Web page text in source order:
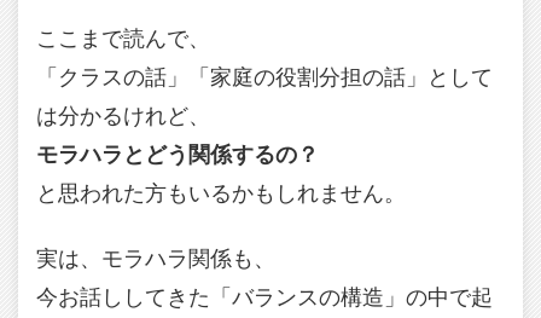
ここまで読んで、
「クラスの話」「家庭の役割分担の話」として
は分かるけれど、
モラハラとどう関係するの？
と思われた方もいるかもしれません。
実は、モラハラ関係も、
今お話ししてきた「バランスの構造」の中で起